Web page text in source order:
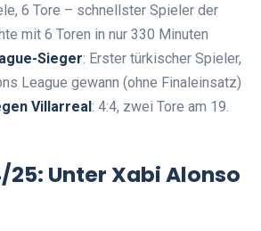
6 Tore – schnellster Spieler der
mit 6 Toren in nur 330 Minuten
Sieger: Erster türkischer Spieler,
League gewann (ohne Finaleinsatz)
Villarreal: 4:4, zwei Tore am 19.
25: Unter Xabi Alonso